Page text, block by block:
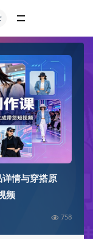
情与穿搭原
频
758